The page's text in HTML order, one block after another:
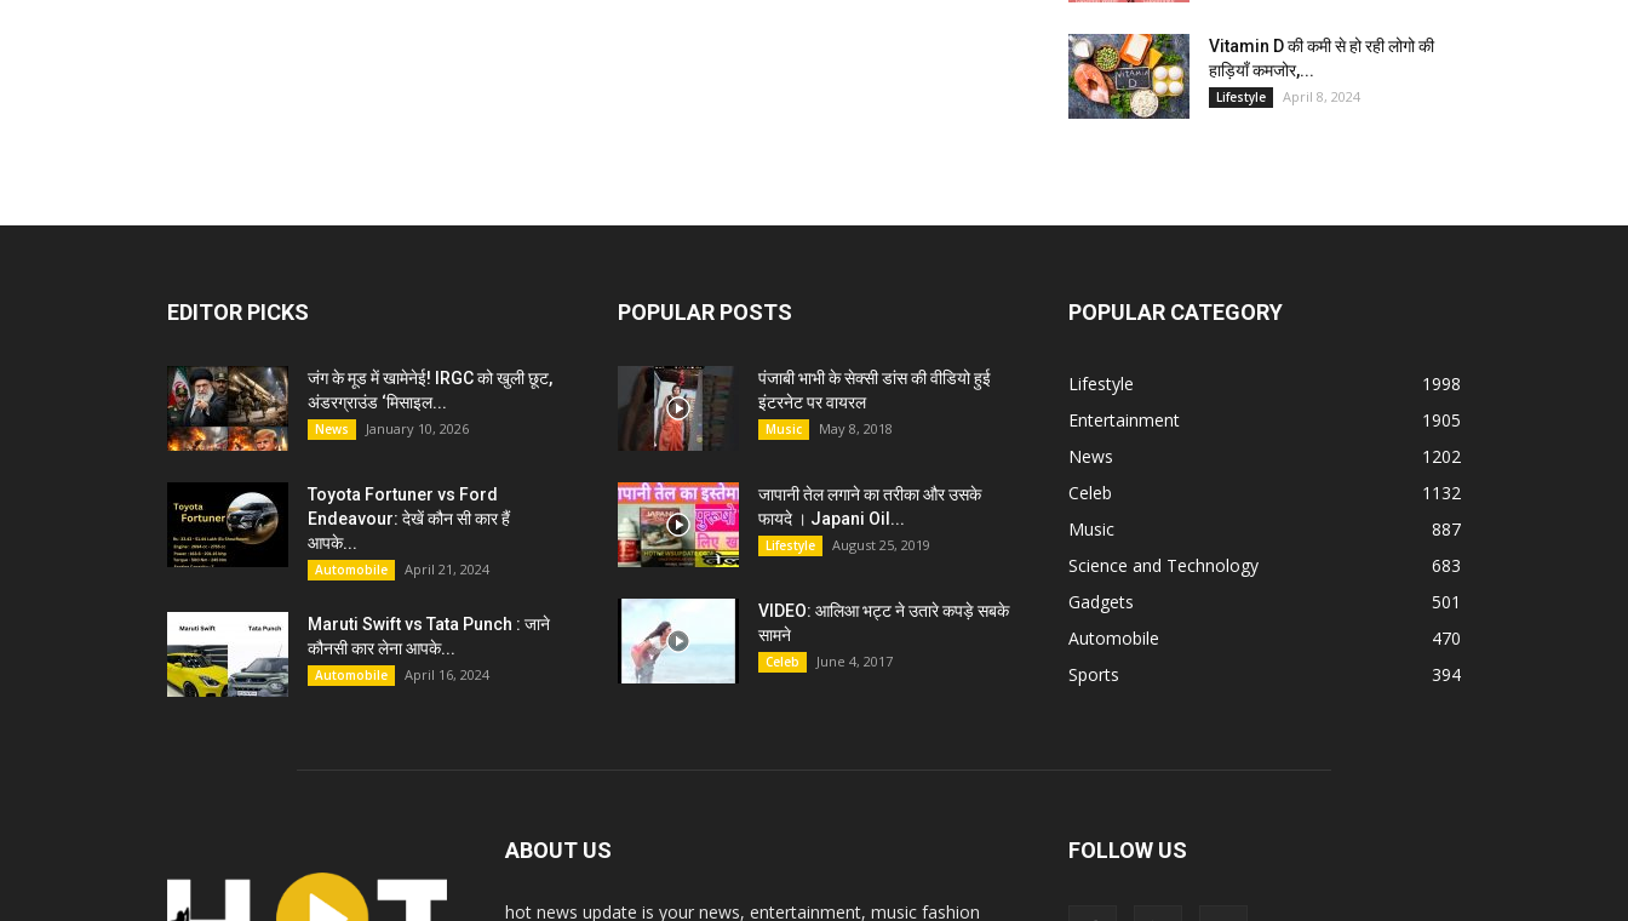
Vitamin D की कमी से हो रही लोगो की
हाड़ियाँ कमजोर,...
Lifestyle April 8, 2024
EDITOR PICKS
जंग के मूड में खामेनेई! IRGC को खुली छूट,
अंडरग्राउंड ‘मिसाइल...
News January 10, 2026
Toyota Fortuner vs Ford
Endeavour: देखें कौन सी कार हैं
आपके...
Automobile April 21, 2024
Maruti Swift vs Tata Punch : जाने
कौनसी कार लेना आपके...
Automobile April 16, 2024
POPULAR POSTS
पंजाबी भाभी के सेक्सी डांस की वीडियो हुई
इंटरनेट पर वायरल
Music May 8, 2018
जापानी तेल लगाने का तरीका और उसके
फायदे । Japani Oil...
Lifestyle August 25, 2019
VIDEO: आलिआ भट्ट ने उतारे कपड़े सबके
सामने
Celeb June 4, 2017
POPULAR CATEGORY
Lifestyle
1998
Entertainment
1905
News
1202
Celeb
1132
Music
887
Science and Technology
683
Gadgets
501
Automobile
470
Sports
394
ABOUT US
hot news update is your news, entertainment, music fashion
FOLLOW US